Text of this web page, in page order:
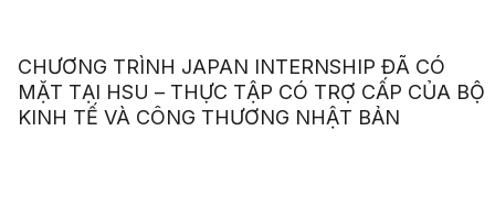
CHƯƠNG TRÌNH JAPAN INTERNSHIP ĐÃ CÓ
MẶT TẠI HSU – THỰC TẬP CÓ TRỢ CẤP CỦA BỘ
KINH TẾ VÀ CÔNG THƯƠNG NHẬT BẢN